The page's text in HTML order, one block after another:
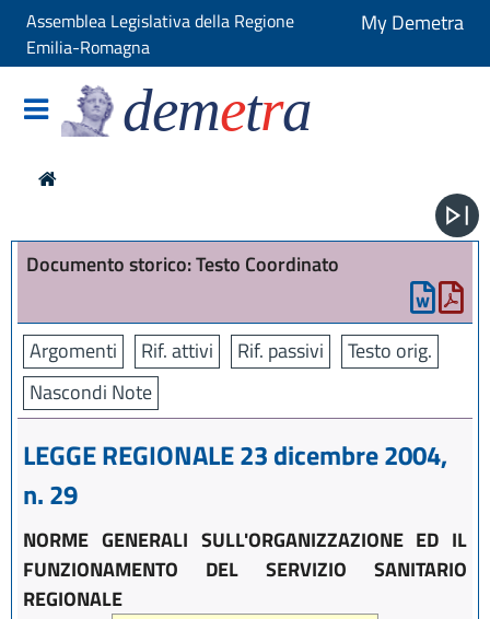
Assemblea Legislativa della Regione
Emilia-Romagna
My Demetra
demetra
Documento storico: Testo Coordinato
Argomenti Rif. attivi Rif. passivi
Testo orig.
Nascondi Note
LEGGE REGIONALE 23 dicembre 2004,
n. 29
NORME GENERALI SULL'ORGANIZZAZIONE ED IL
FUNZIONAMENTO DEL SERVIZIO SANITARIO
REGIONALE